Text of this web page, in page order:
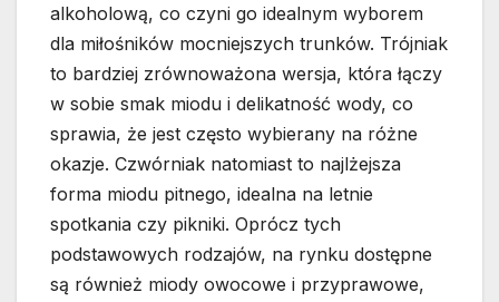
alkoholową, co czyni go idealnym wyborem
dla miłośników mocniejszych trunków. Trójniak
to bardziej zrównoważona wersja, która łączy
w sobie smak miodu i delikatność wody, co
sprawia, że jest często wybierany na różne
okazje. Czwórniak natomiast to najlżejsza
forma miodu pitnego, idealna na letnie
spotkania czy pikniki. Oprócz tych
podstawowych rodzajów, na rynku dostępne
są również miody owocowe i przyprawowe,